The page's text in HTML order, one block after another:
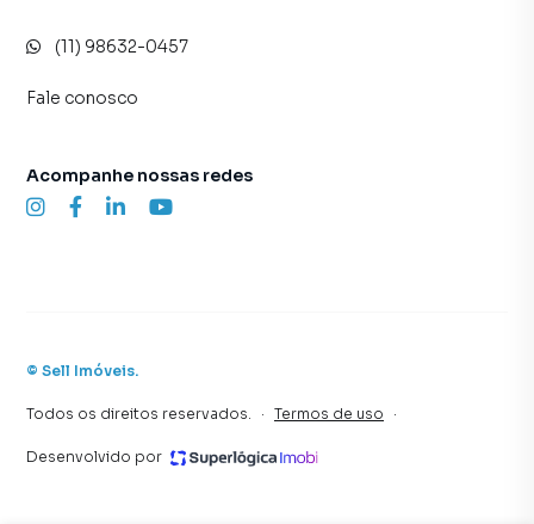
(11) 98632-0457
Fale conosco
Acompanhe nossas redes
© Sell Imóveis.
Todos os direitos reservados. · Termos de uso ·
Desenvolvido por